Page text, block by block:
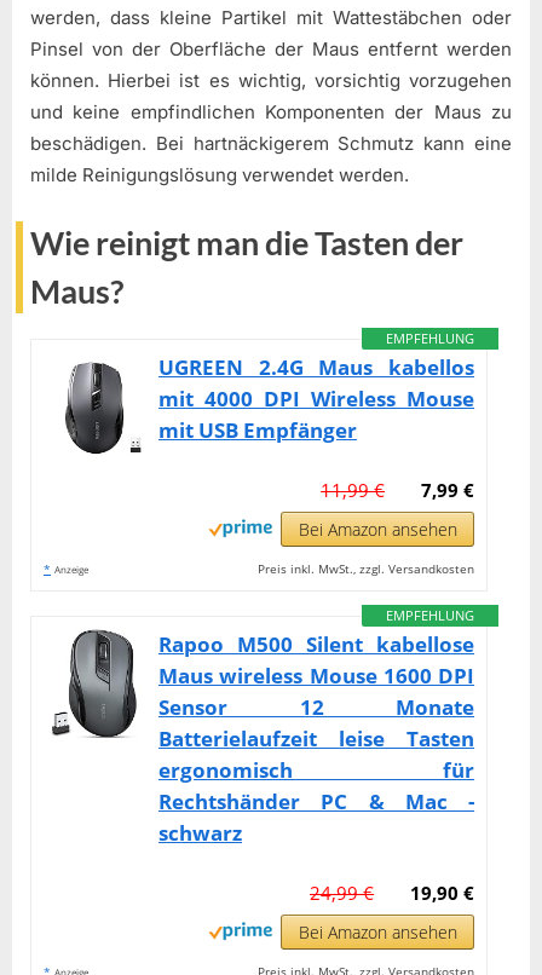
werden, dass kleine Partikel mit Wattestäbchen oder
Pinsel von der Oberfläche der Maus entfernt werden
können. Hierbei ist es wichtig, vorsichtig vorzugehen
und keine empfindlichen Komponenten der Maus zu
beschädigen. Bei hartnäckigerem Schmutz kann eine
milde Reinigungslösung verwendet werden.
Wie reinigt man die Tasten der
Maus?
EMPFEHLUNG
UGREEN 2.4G Maus kabellos
mit 4000 DPI Wireless Mouse
mit USB Empfänger
7,99 €
11,99 €
Bei Amazon ansehen
* Anzeige Preis inkl. MwSt., zzgl. Versandkosten
EMPFEHLUNG
Rapoo M500 Silent kabellose
Maus wireless Mouse 1600 DPI
Sensor 12 Monate
Batterielaufzeit leise Tasten
ergonomisch für
Rechtshänder PC & Mac -
schwarz
19,90 €
24,99 €
Bei Amazon ansehen
* Anzeige Preis inkl. MwSt., zzgl. Versandkosten